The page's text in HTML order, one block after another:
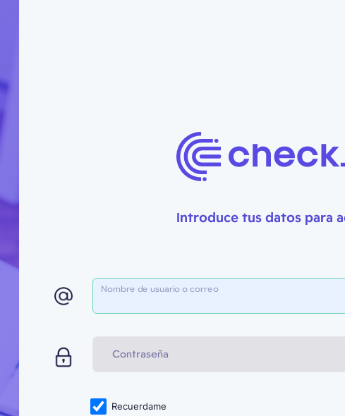
Introduce tus datos para
Nombre de usuario o correo
Contraseña
Recuerdame